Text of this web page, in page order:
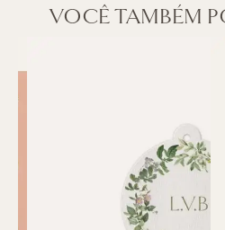
VOCÊ TAMBÉM